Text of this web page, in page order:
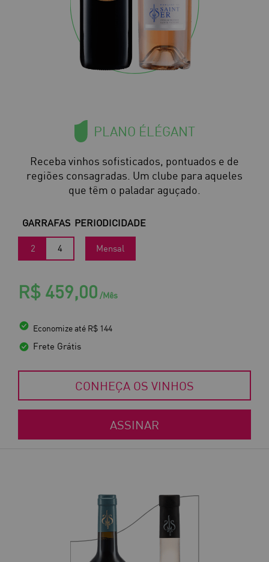
PLANO ÉLÉGANT
Receba vinhos sofisticados, pontuados e de
regiões consagradas. Um clube para aqueles
que têm o paladar aguçado.
GARRAFAS
2 4
PERIODICIDADE
Mensal
R$ 459,00 /Mês
Economize até R$ 144
Frete Grátis
CONHEÇA OS VINHOS
ASSINAR